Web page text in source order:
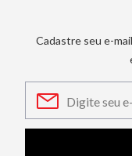
Cadastre seu e-